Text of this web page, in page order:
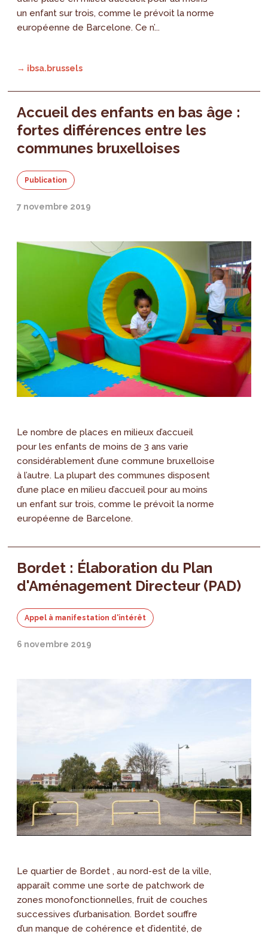
un enfant sur trois, comme le prévoit la norme
européenne de Barcelone. Ce n’...
→ ibsa.brussels
Accueil des enfants en bas âge :
fortes différences entre les
communes bruxelloises
Publication
7 novembre 2019
Le nombre de places en milieux d’accueil
pour les enfants de moins de 3 ans varie
considérablement d’une commune bruxelloise
à l’autre. La plupart des communes disposent
d’une place en milieu d’accueil pour au moins
un enfant sur trois, comme le prévoit la norme
européenne de Barcelone.
Bordet : Élaboration du Plan
d'Aménagement Directeur (PAD)
Appel à manifestation d'intérêt
6 novembre 2019
Le quartier de Bordet , au nord-est de la ville,
apparaît comme une sorte de patchwork de
zones monofonctionnelles, fruit de couches
successives d’urbanisation. Bordet souffre
d’un manque de cohérence et d’identité, de